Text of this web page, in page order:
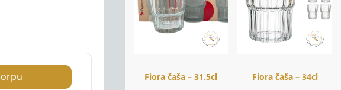
Fiora čaša – 31.5cl
Fiora čaša – 34cl